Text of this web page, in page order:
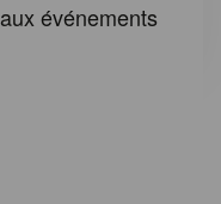
événements